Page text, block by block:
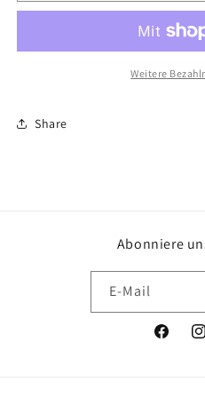
Weitere
Share
Abonniere
E-Mail
Facebook